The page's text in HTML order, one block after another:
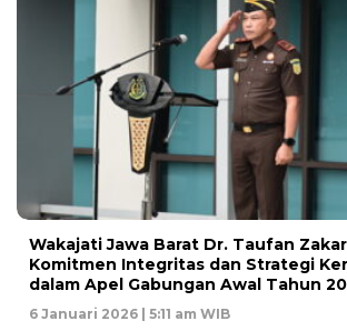
Wakajati Jawa Barat Dr. Taufan
Komitmen Integritas dan Strategi
dalam Apel Gabungan Awal Tahun
6 Januari 2026 | 5:11 am WIB